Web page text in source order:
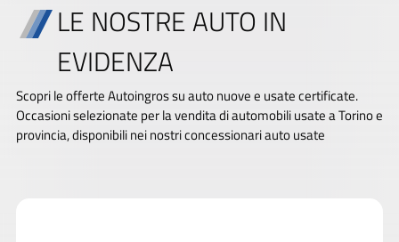
LE NOSTRE AUTO IN
EVIDENZA
Scopri le offerte Autoingros su auto nuove e usate certificate.
Occasioni selezionate per la vendita di automobili usate a Torino e
provincia, disponibili nei nostri concessionari auto usate